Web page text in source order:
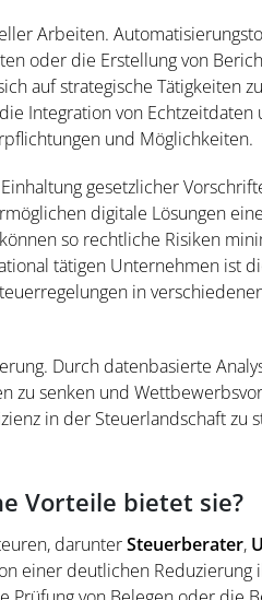
Arbeiten.
oder die Erstellung von
auf strategische Tätigkeiten
Integration von Echtzeitdaten
und Möglichkeiten.
gesetzlicher
digitale Lösungen eine
so rechtliche Risiken
tätigen Unternehmen ist
in
Durch datenbasierte
zu senken und
in der Steuerlandschaft zu
Vorteile bietet sie?
darunterSteuerberater,
einer deutlichen Reduzierung